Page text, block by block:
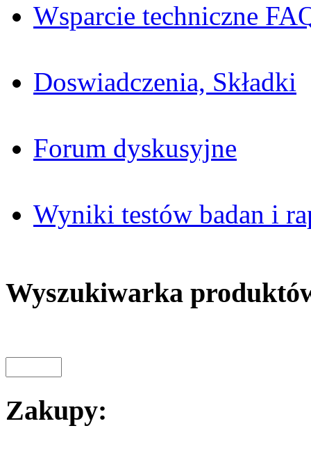
Wsparcie techniczne
Doswiadczenia, Składki
Forum dyskusyjne
Wyniki testów badan i
Wyszukiwarka
Zakupy: